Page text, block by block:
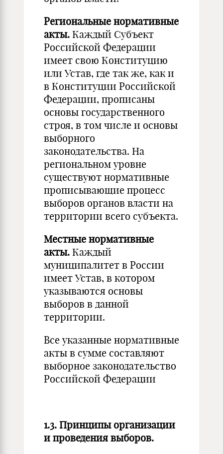
Региональные нормативные
акты. Каждый Субъект
Российской Федерации
имеет свою Конституцию
или Устав, где так же, как и
в Конституции Российской
Федерации, прописаны
основы государственного
строя, в том числе и основы
выборного
законодательства. На
региональном уровне
существуют нормативные
прописывающие процесс
выборов органов власти на
территории всего субъекта.
Местные нормативные
акты. Каждый
муниципалитет в России
имеет Устав, в котором
указываются основы
выборов в данной
территории.
Все указанные нормативные
акты в сумме составляют
выборное законодательство
Российской Федерации
1.3. Принципы организации
и проведения выборов.